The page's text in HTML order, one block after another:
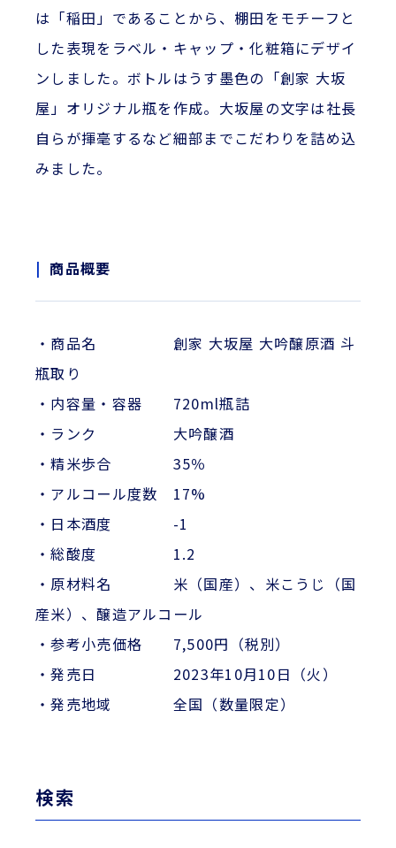
検索
は「稲田」であることから、棚田をモチーフと
した表現をラベル・キャップ・化粧箱にデザイ
ンしました。ボトルはうす墨色の「創家 大坂
屋」オリジナル瓶を作成。大坂屋の文字は社長
自らが揮毫するなど細部までこだわりを詰め込
みました。
商品概要
・商品名 創家 大坂屋 大吟醸原酒 斗
瓶取り
・内容量・容器 720ml瓶詰
・ランク 大吟醸酒
・精米歩合 35％
・アルコール度数 17%
・日本酒度 -1
・総酸度 1.2
・原材料名 米（国産）、米こうじ（国
産米）、醸造アルコール
・参考小売価格 7,500円（税別）
・発売日 2023年10月10日（火）
・発売地域 全国（数量限定）